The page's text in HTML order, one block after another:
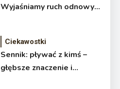
Wyjaśniamy ruch odnowy
Ciekawostki
Sennik: pływać z kimś –
głębsze znaczenie i